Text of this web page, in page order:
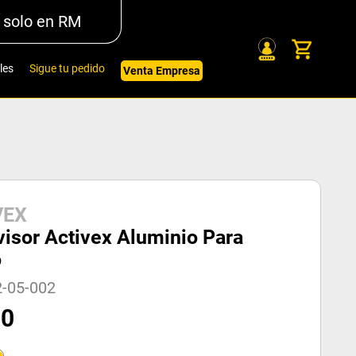
en RM
Sigue tu pedido Venta Empresa
Activex Aluminio Para
05-002